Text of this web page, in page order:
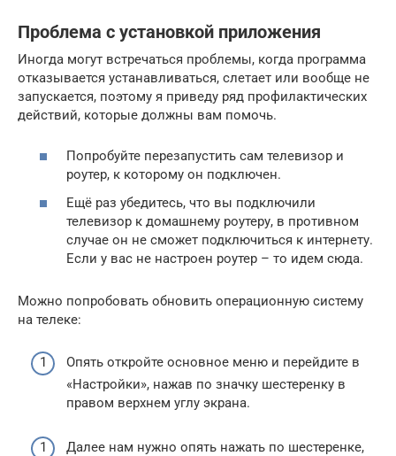
Проблема с установкой приложения
Иногда могут встречаться проблемы, когда программа
отказывается устанавливаться, слетает или вообще не
запускается, поэтому я приведу ряд профилактических
действий, которые должны вам помочь.
Попробуйте перезапустить сам телевизор и
роутер, к которому он подключен.
Ещё раз убедитесь, что вы подключили
телевизор к домашнему роутеру, в противном
случае он не сможет подключиться к интернету.
Если у вас не настроен роутер – то идем сюда.
Можно попробовать обновить операционную систему
на телеке:
Опять откройте основное меню и перейдите в
«Настройки», нажав по значку шестеренку в
правом верхнем углу экрана.
Далее нам нужно опять нажать по шестеренке,